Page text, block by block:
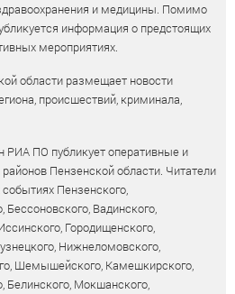
и медицины. Помимо
информация о предстоящих
мероприятиях.
области размещает новости
происшествий, криминала,
РИА ПО публикует оперативные и
Пензенской области. Читатели
Пензенского,
Вадинского,
Городищенского,
Нижнеломовского,
Шемышейского, Камешкирского,
Белинского, Мокшанского,